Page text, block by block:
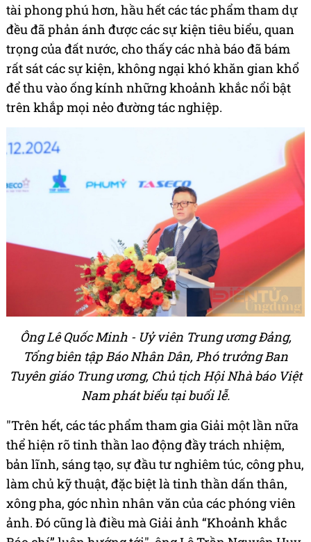
tài phong phú hơn, hầu hết các tác phẩm tham dự
đều đã phản ánh được các sự kiện tiêu biểu, quan
trọng của đất nước, cho thấy các nhà báo đã bám
rất sát các sự kiện, không ngại khó khăn gian khổ
để thu vào ống kính những khoảnh khắc nổi bật
trên khắp mọi nẻo đường tác nghiệp.
Ông Lê Quốc Minh - Uỷ viên Trung ương Đảng,
Tổng biên tập Báo Nhân Dân, Phó trưởng Ban
Tuyên giáo Trung ương, Chủ tịch Hội Nhà báo Việt
Nam phát biểu tại buổi lễ.
"Trên hết, các tác phẩm tham gia Giải một lần nữa
thể hiện rõ tinh thần lao động đầy trách nhiệm,
bản lĩnh, sáng tạo, sự đầu tư nghiêm túc, công phu,
làm chủ kỹ thuật, đặc biệt là tinh thần dấn thân,
xông pha, góc nhìn nhân văn của các phóng viên
ảnh. Đó cũng là điều mà Giải ảnh “Khoảnh khắc